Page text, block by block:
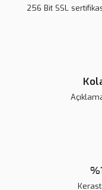
5.600,00 TL
256 Bit SSL